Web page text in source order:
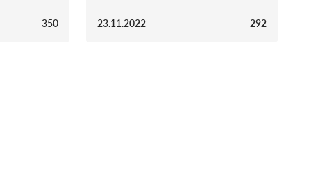
350 23.11.2022 292